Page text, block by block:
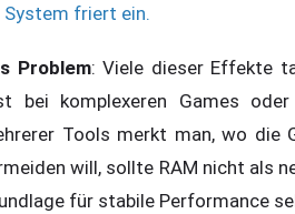
System friert ein.
Problem: Viele dieser Effekte
bei komplexeren Games
Tools merkt man, wo die
will, sollte RAM nicht als
für stabile Performance